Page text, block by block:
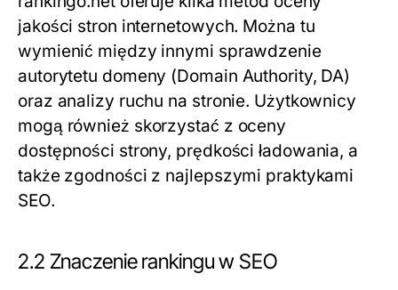
jakości stron internetowych. Można tu
wymienić między innymi sprawdzenie
autorytetu domeny (Domain Authority, DA)
oraz analizy ruchu na stronie. Użytkownicy
mogą również skorzystać z oceny
dostępności strony, prędkości ładowania, a
także zgodności z najlepszymi praktykami
SEO.
2.2 Znaczenie rankingu w SEO